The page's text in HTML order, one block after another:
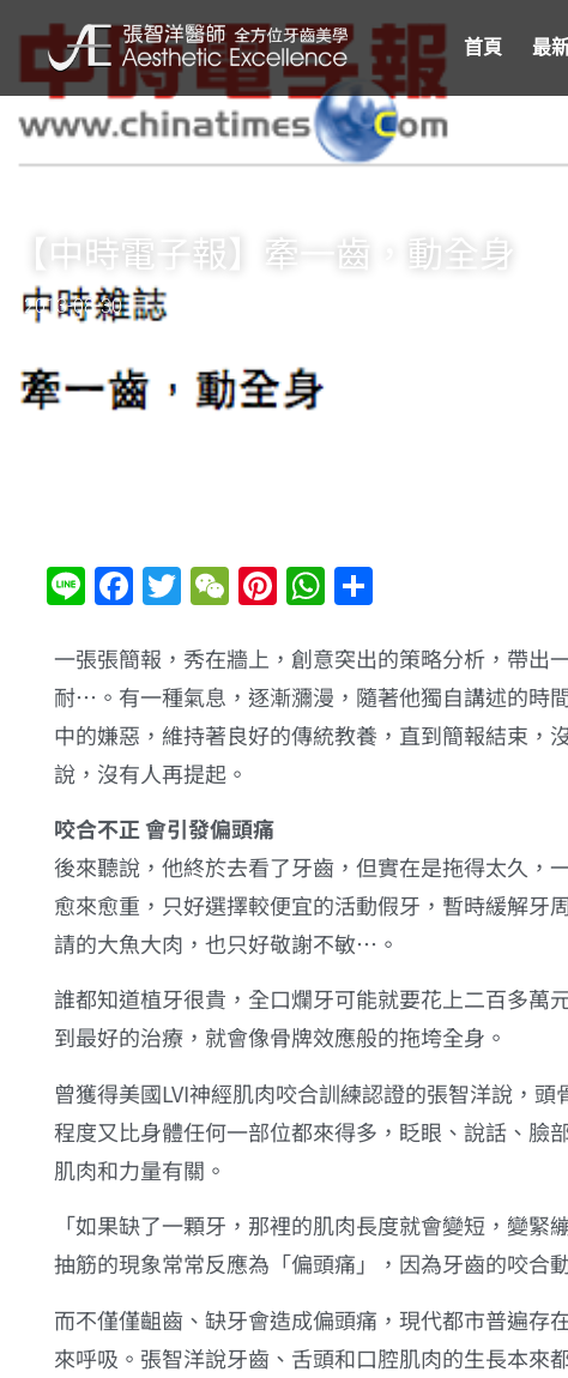
首頁 最
【中時電子報】牽一齒，動全身
2013-08-30
LineFacebook
Twitter
WeChat
Pinterest
WhatsApp
一張張簡報，秀在牆上，創意突出的策略分析，帶出
耐…。有一種氣息，逐漸瀰漫，隨著他獨自講述的時
中的嫌惡，維持著良好的傳統教養，直到簡報結束，
說，沒有人再提起。
咬合不正 會引發偏頭痛
後來聽說，他終於去看了牙齒，但實在是拖得太久，
愈來愈重，只好選擇較便宜的活動假牙，暫時緩解牙
請的大魚大肉，也只好敬謝不敏…。
誰都知道植牙很貴，全口爛牙可能就要花上二百多萬
到最好的治療，就會像骨牌效應般的拖垮全身。
曾獲得美國LVI神經肌肉咬合訓練認證的張智洋說，頭
程度又比身體任何一部位都來得多，眨眼、說話、
肌肉和力量有關。
「如果缺了一顆牙，那裡的肌肉長度就會變短，變
抽筋的現象常常反應為「偏頭痛」，因為牙齒的咬合
而不僅僅齟齒、缺牙會造成偏頭痛，現代都市普遍存
來呼吸。張智洋說牙齒、舌頭和口腔肌肉的生長本來